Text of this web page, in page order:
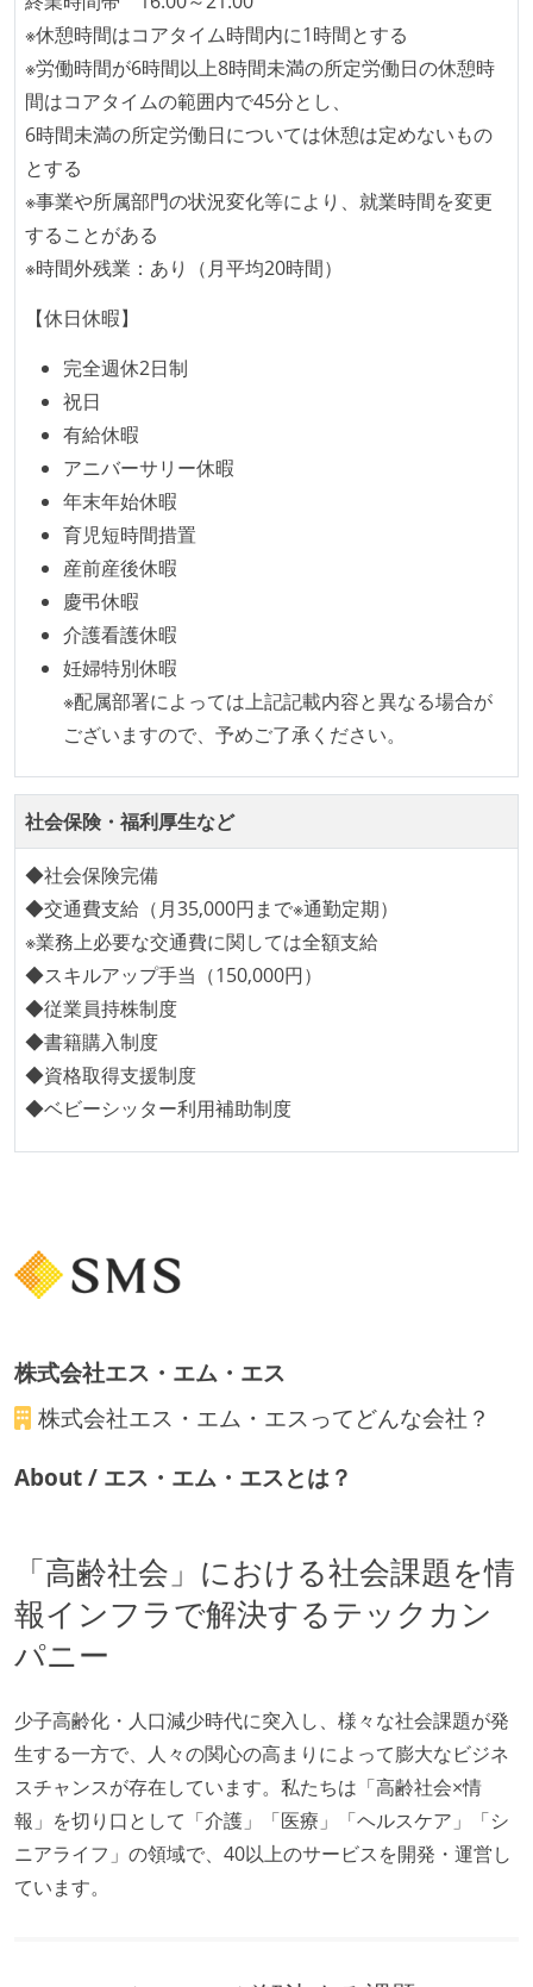
アジャイル実践状況
1ヶ月以下の短い期間でのイテレーション開発を実践
している
デイリーでスタンドアップミーティング、またはそれ
に準じるチーム内の打ち合わせを行っている
イテレーションの最後などに、定期的にチームでふり
かえりミーティングを行っている
タスク見積もりの単位には絶対量（人日など）ではな
く相対ポイントを用い、極力複数人の意見を調整する
継続的なデプロイ（デリバリー）を行っている
ワークフローの整備
全てのコードをバージョン管理ツールで管理している
各メンバーが実装したコードのマージは Pull Request
ベースで行われる
自動（＝システム化され、1コマンドで実行できる）
ビルド、自動デプロイ環境が整備されている
コードによるインフラ構成管理（Infrastructure as
Code）の環境が整備されている
オープンな情報共有
誰もがいつでも閲覧可能になっている
ドキュメントの整備やペアプロ、モブワークなど、ナ
レッジの共有を積極的に行っている（属人性を減らす
取り組みをしている）
労働環境の自由度
フレックスタイム制または裁量労働制を採用している
メンバーの多様性
外国籍の開発メンバーがいる
待遇・福利厚生
職業安定法に対応する記載事項
受動喫煙防止措置：屋内禁煙
※休憩時間はコアタイム時間内に1時間とする
※労働時間が6時間以上8時間未満の所定労働日の休憩時
間はコアタイムの範囲内で45分とし、
6時間未満の所定労働日については休憩は定めないもの
とする
※事業や所属部門の状況変化等により、就業時間を変更
することがある
※時間外残業：あり（月平均20時間）
【休日休暇】
完全週休2日制
祝日
有給休暇
アニバーサリー休暇
年末年始休暇
育児短時間措置
産前産後休暇
慶弔休暇
介護看護休暇
妊婦特別休暇
※配属部署によっては上記記載内容と異なる場合が
ございますので、予めご了承ください。
社会保険・福利厚生など
◆社会保険完備
◆交通費支給（月35,000円まで※通勤定期）
※業務上必要な交通費に関しては全額支給
◆スキルアップ手当（150,000円）
◆従業員持株制度
◆書籍購入制度
◆資格取得支援制度
◆ベビーシッター利用補助制度
株式会社エス・エム・エス
株式会社エス・エム・エスってどんな会社？
About / エス・エム・エスとは？
「高齢社会」における社会課題を情
報インフラで解決するテックカン
パニー
少子高齢化・人口減少時代に突入し、様々な社会課題が発
生する一方で、人々の関心の高まりによって膨大なビジネ
スチャンスが存在しています。私たちは「高齢社会×情
報」を切り口として「介護」「医療」「ヘルスケア」「シ
ニアライフ」の領域で、40以上のサービスを開発・運営し
ています。